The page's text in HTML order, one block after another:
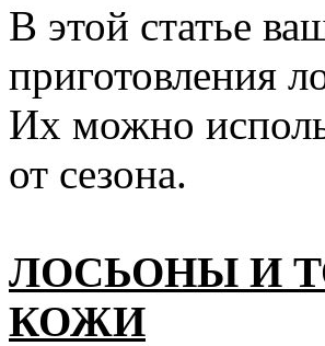
В этой статье
приготовления
Их можно
от сезона.
ЛОСЬОНЫ И
КОЖИ